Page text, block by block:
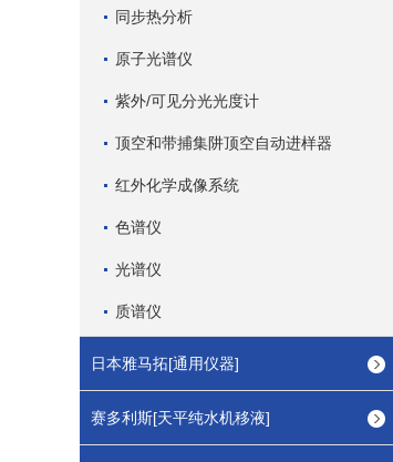
同步热分析
原子光谱仪
紫外/可见分光光度计
顶空和带捕集阱顶空自动进样器
红外化学成像系统
色谱仪
光谱仪
质谱仪
日本雅马拓[通用仪器]
赛多利斯[天平纯水机移液]